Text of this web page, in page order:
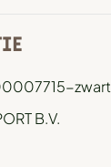
zwart
B.V.